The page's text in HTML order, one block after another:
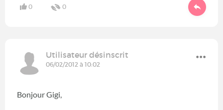
0 0
Utilisateur désinscrit
06/02/2012 à 10:02
Bonjour Gigi,